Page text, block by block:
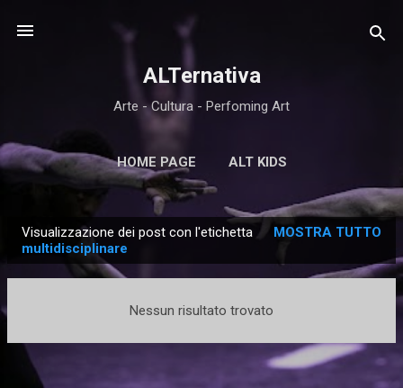
Passa ai contenuti principali
ALTernativa
Arte - Cultura - Perfoming Art
HOME PAGE ALT KIDS
o
Visualizzazione dei post con l'etichetta
multidisciplinare
MOSTRA TUTTO
Nessun risultato trovato